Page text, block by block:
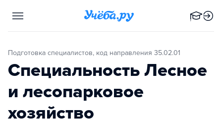
Подготовка специалистов, код направления 35.02.01
Специальность Лесное
и лесопарковое
хозяйство